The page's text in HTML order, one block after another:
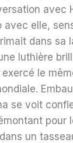
avec
elle,
dans sa
luthière
le
se voit
pour
un